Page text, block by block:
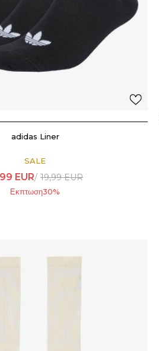
adidas Liner
SALE
EUR 19,99EUR
Εκπτωση30%